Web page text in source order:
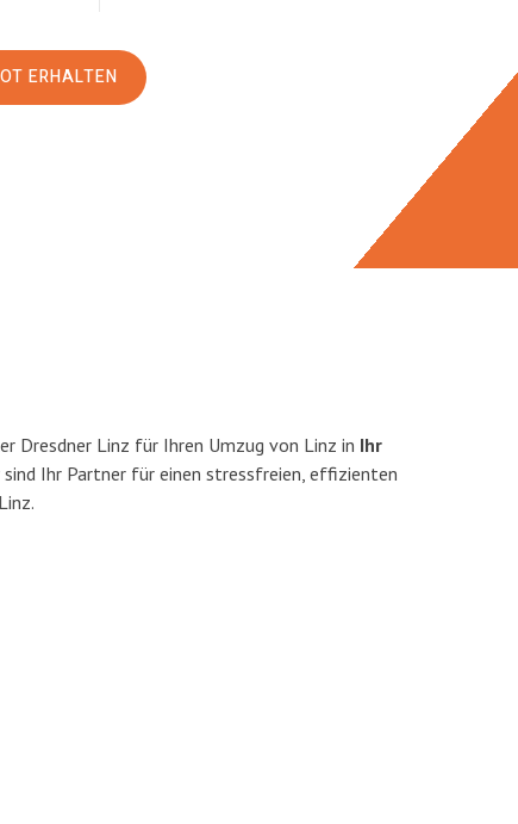
ERHALTEN
Dresdner Linz für Ihren Umzug von Linz in Ihr
sind Ihr Partner für einen stressfreien, effizienten